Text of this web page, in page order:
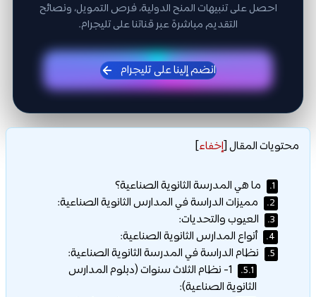
احصل على تنبيهات المنح الدولية، فرص التمويل، ونصائح
التقديم مباشرة عبر قناتنا على تليجرام.
انضم إلينا على تليجرام
محتويات المقال[إخفاء]
1. ما هي المدرسة الثانوية الصناعية؟
2. مميزات الدراسة في المدارس الثانوية الصناعية:
3. العيوب والتحديات:
4. أنواع المدارس الثانوية الصناعية:
5. نظام الدراسة في المدرسة الثانوية الصناعية:
5.1.
1- نظام الثلاث سنوات (دبلوم المدارس
الثانوية الصناعية):